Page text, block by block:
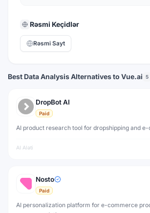
Rəsmi Keçidlər
Rəsmi Sayt
Best Data Analysis Alternatives to Vue.ai 5
DropBot AI
Paid
AI product research tool for dropshipping and
AI Aləti
Nosto
Paid
AI personalization platform for e-commerce